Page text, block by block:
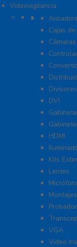
Videovigilancia
Cajas
Divisores
DVI
HDMI
Kits
Lentes
VGA
Video